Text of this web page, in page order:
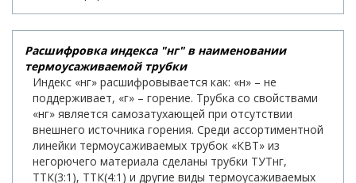
Расшифровка индекса "нг" в наименовании
термоусаживаемой трубки
Индекс «нг» расшифровывается как: «н» – не
поддерживает, «г» – горение. Трубка со свойствами
«нг» является самозатухающей при отсутствии
внешнего источника горения. Среди ассортиментной
линейки термоусаживаемых трубок «КВТ» из
негорючего материала сделаны трубки ТУТнг,
ТТК(3:1), ТТК(4:1) и другие виды термоусаживаемых